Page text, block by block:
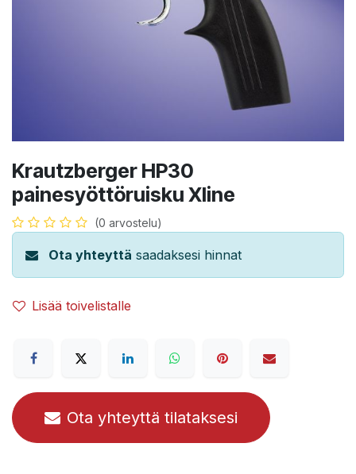
Krautzberger HP30
painesyöttöruisku Xline
(0 arvostelu)
Ota yhteyttä saadaksesi hinnat
Lisää toivelistalle
Ota yhteyttä tilataksesi